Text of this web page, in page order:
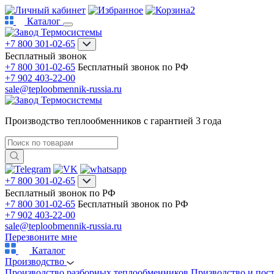
2
Каталог
+7 800 301-02-65
Бесплатный звонок
+7 800 301-02-65 Бесплатный звонок по РФ
+7 902 403-22-00
sale@teploobmennik-russia.ru
Производство теплообменников с гарантией 3 года
+7 800 301-02-65
Бесплатный звонок по РФ
+7 800 301-02-65 Бесплатный звонок по РФ
+7 902 403-22-00
sale@teploobmennik-russia.ru
Перезвоните мне
Каталог
Производство